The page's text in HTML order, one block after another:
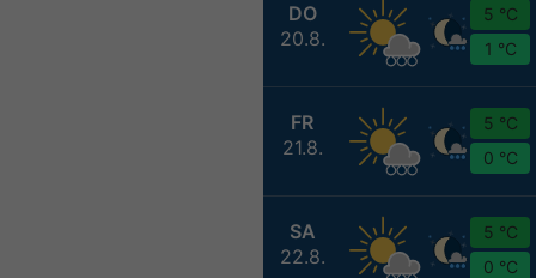
DO
20.8.
5 °C
1 °C
FR
21.8.
5 °C
0 °C
SA
22.8.
5 °C
0 °C